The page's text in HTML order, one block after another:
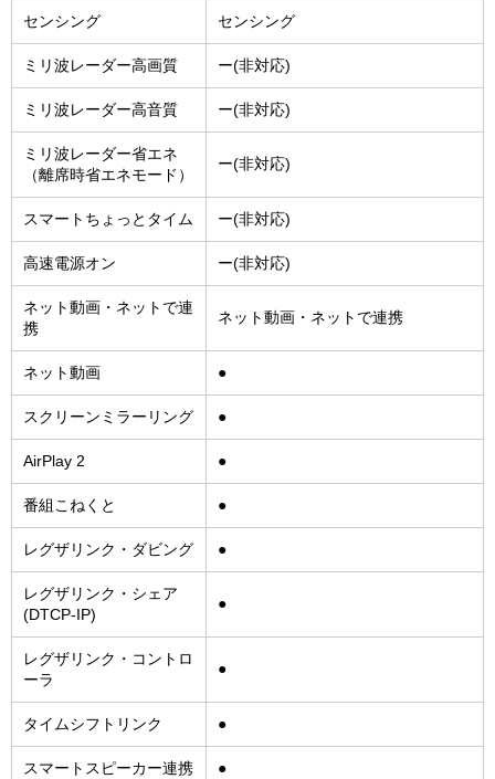
センシング センシング
ミリ波レーダー高画質 ー(非対応)
ミリ波レーダー高音質 ー(非対応)
ミリ波レーダー省エネ
（離席時省エネモード）
ー(非対応)
スマートちょっとタイム ー(非対応)
高速電源オン ー(非対応)
ネット動画・ネットで連
携
ネット動画・ネットで連携
ネット動画 ●
スクリーンミラーリング ●
AirPlay 2 ●
番組こねくと ●
レグザリンク・ダビング ●
レグザリンク・シェア
(DTCP-IP)
●
レグザリンク・コントロ
ーラ
●
タイムシフトリンク ●
スマートスピーカー連携 ●